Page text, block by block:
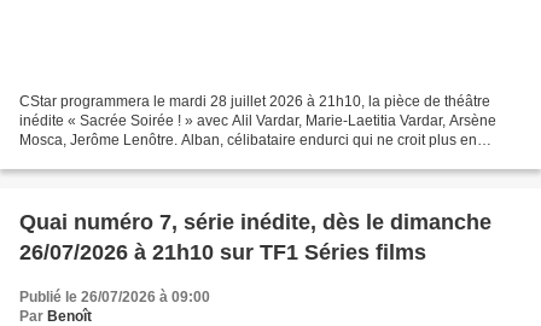
CStar programmera le mardi 28 juillet 2026 à 21h10, la pièce de théâtre
inédite « Sacrée Soirée ! » avec Alil Vardar, Marie-Laetitia Vardar, Arsène
Mosca, Jerôme Lenôtre. Alban, célibataire endurci qui ne croit plus en
Quai numéro 7, série inédite, dès le dimanche
26/07/2026 à 21h10 sur TF1 Séries films
Publié le 26/07/2026 à 09:00
Par Benoît